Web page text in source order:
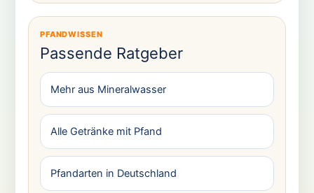
PFANDWISSEN
Passende Ratgeber
Mehr aus Mineralwasser
Alle Getränke mit Pfand
Pfandarten in Deutschland